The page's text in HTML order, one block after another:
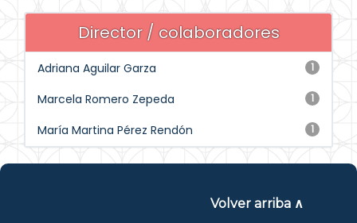
Director / colaboradores
1
Adriana Aguilar Garza
1
Marcela Romero Zepeda
1
María Martina Pérez Rendón
Volver arriba ∧